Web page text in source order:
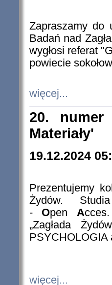
Zapraszamy do
Badań nad
wygłosi referat
powiecie
więcej...
20. numer
Materiały'
19.12.2024
Prezentujemy
Żydów.
- Open A
„Zagłada
PSYCHOLOGIA
więcej...